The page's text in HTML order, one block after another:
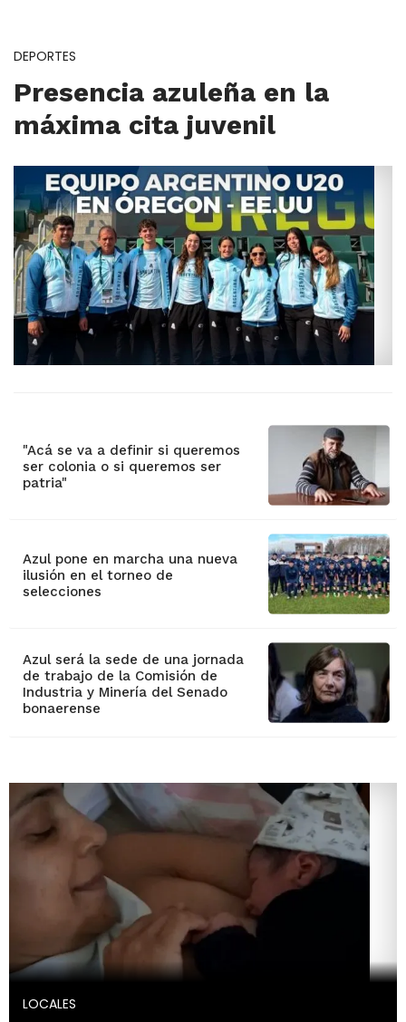
DEPORTES
Presencia azuleña en la
máxima cita juvenil
"Acá se va a definir si queremos
ser colonia o si queremos ser
patria"
Azul pone en marcha una nueva
ilusión en el torneo de
selecciones
Azul será la sede de una jornada
de trabajo de la Comisión de
Industria y Minería del Senado
bonaerense
LOCALES